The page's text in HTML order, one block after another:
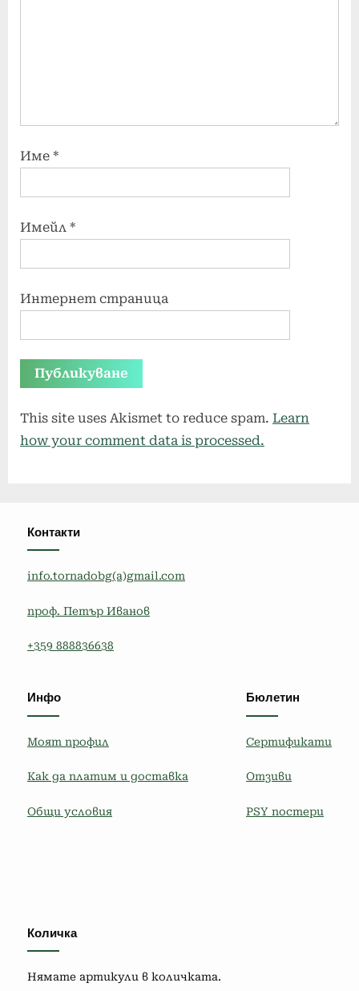
Име *
Имейл *
Интернет страница
This site uses Akismet to reduce spam. Learn
how your comment data is processed.
Контакти
info.tornadobg(a)gmail.com
проф. Петър Иванов
+359 888836638
Инфо
Моят профил
Как да платим и доставка
Общи условия
Бюлетин
Сертификати
Отзиви
PSY постери
Количка
Нямате артикули в количката.